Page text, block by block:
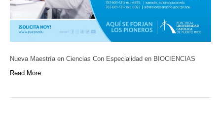
Nueva Maestría en Ciencias Con Especialidad en BIOCIENCIAS
Read More